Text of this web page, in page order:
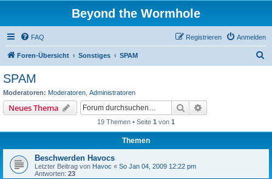
Beyond the Wormhole
FAQ Anmelden
Registrieren
Foren-Übersicht Sonstiges SPAM
SPAM
Moderatoren: Moderatoren Administratoren
Neues Thema Suche
19 Themen • Seite 1 von 1
Themen
Beschwerden Havocs
Letzter Beitrag von Havoc « So Jan 04, 2009 12:22 pm
Antworten: 23